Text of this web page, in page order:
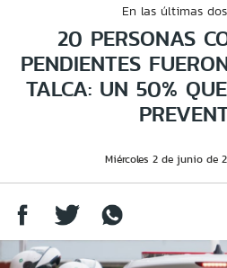
En las últimas
20 PERSONAS
PENDIENTES
TALCA: UN 50%
Miércoles 2 de junio de